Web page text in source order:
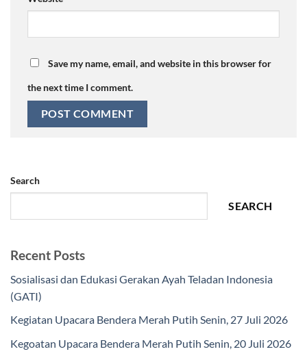
Save my name, email, and website in this browser for
the next time I comment.
Search
SEARCH
Recent Posts
Sosialisasi dan Edukasi Gerakan Ayah Teladan Indonesia
(GATI)
Kegiatan Upacara Bendera Merah Putih Senin, 27 Juli 2026
Kegoatan Upacara Bendera Merah Putih Senin, 20 Juli 2026